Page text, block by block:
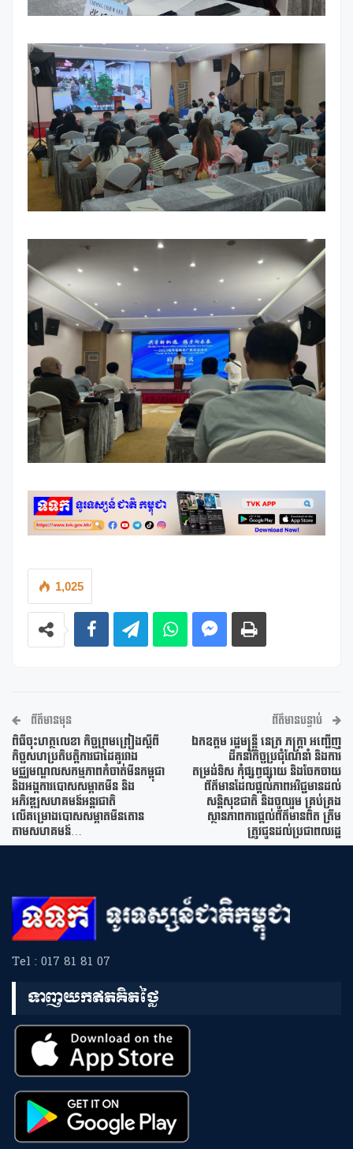
1,025
ព័ត៌មានមុន
ពិធីចុះហត្ថលេខា កិច្ចព្រមព្រៀងស្ដីពី
កិច្ចសហប្រតិបត្តិការជាដៃគូរវាង
មជ្ឈមណ្ឌលសកម្មភាពកំចាត់មីនកម្ពុជា
និងអង្គការបោសសម្អាតមីន និង
អភិវឌ្ឍសហគមន៍អន្តរជាតិ
លើគម្រោងបោសសម្អាតមីនតោន
តាមសហគមន៍…
ព័ត៌មានបន្ទាប់
ឯកឧត្តម រដ្ឋមន្ត្រី នេត្រ ភក្ត្រា អញ្ជើញ
ដឹកនាំកិច្ចប្រជុំណែនាំ និងការ
តម្រង់ទិស កុំផ្សព្វផ្សាយ និងចែកចាយ
ព័ត៌មានដែលផ្តល់ភាពអវិជ្ជមានដល់
សន្តិសុខជាតិ និងចូលរួម គ្រប់គ្រង
ស្ថានភាពការផ្តល់ព័ត៌មានពិត ត្រឹម
ត្រូវជូនដល់ប្រជាពលរដ្ឋ
Tel : 017 81 81 07
ទាញយកឥតគិតថ្លៃ